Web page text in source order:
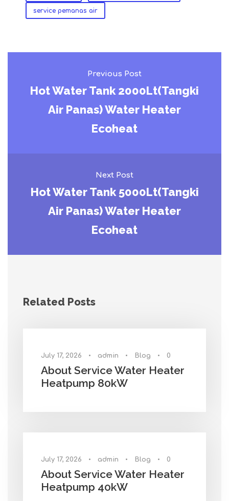
service pemanas air
Previous Post
Hot Water Tank 2000Lt(Tangki
Air Panas) Water Heater
Ecoheat
Next Post
Hot Water Tank 5000Lt(Tangki
Air Panas) Water Heater
Ecoheat
Related Posts
July 17, 2026 • admin • Blog • 0
About Service Water Heater
Heatpump 80kW
July 17, 2026 • admin • Blog • 0
About Service Water Heater
Heatpump 40kW